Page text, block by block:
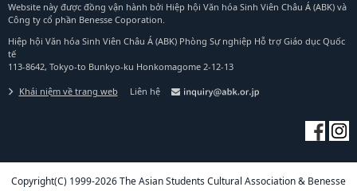
Website này được đồng vận hành bởi Hiệp hội Văn hóa Sinh Viên Châu Á (ABK) và
Công ty cổ phần Benesse Coporation.
Hiệp hội Văn hóa Sinh Viên Châu Á (ABK) Phòng Sự nghiệp Hỗ trợ Giáo dục Quốc
tế
113-8642, Tokyo-to Bunkyo-ku Honkomagome 2-12-13
Khái niệm về trang web Liên hệ
Copyright(C) 1999-2026 The Asian Students Cultural Association & Benesse